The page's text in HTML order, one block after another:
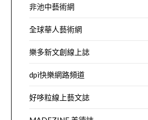
非池中藝術網
全球華人藝術網
樂多新文創線上誌
dpi快樂網路頻道
好哆粒線上藝文誌